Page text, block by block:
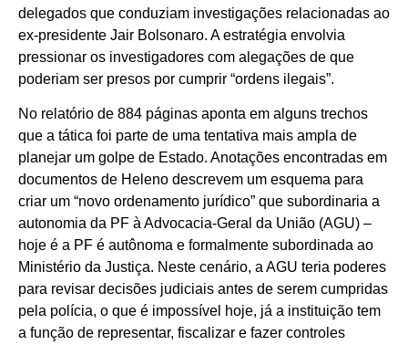
delegados que conduziam investigações relacionadas ao
ex-presidente Jair Bolsonaro. A estratégia envolvia
pressionar os investigadores com alegações de que
poderiam ser presos por cumprir “ordens ilegais”.
No relatório de 884 páginas aponta em alguns trechos
que a tática foi parte de uma tentativa mais ampla de
planejar um golpe de Estado. Anotações encontradas em
documentos de Heleno descrevem um esquema para
criar um “novo ordenamento jurídico” que subordinaria a
autonomia da PF à Advocacia-Geral da União (AGU) –
hoje é a PF é autônoma e formalmente subordinada ao
Ministério da Justiça. Neste cenário, a AGU teria poderes
para revisar decisões judiciais antes de serem cumpridas
pela polícia, o que é impossível hoje, já a instituição tem
a função de representar, fiscalizar e fazer controles